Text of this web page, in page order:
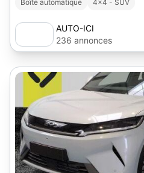
Boîte automatique
4x4 - SUV
AUTO-ICI
236 annonces